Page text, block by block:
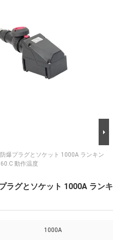
防爆プラグとソケット 1000A ランキン
動作温度
ラグとソケット 1000A ラン
1000A